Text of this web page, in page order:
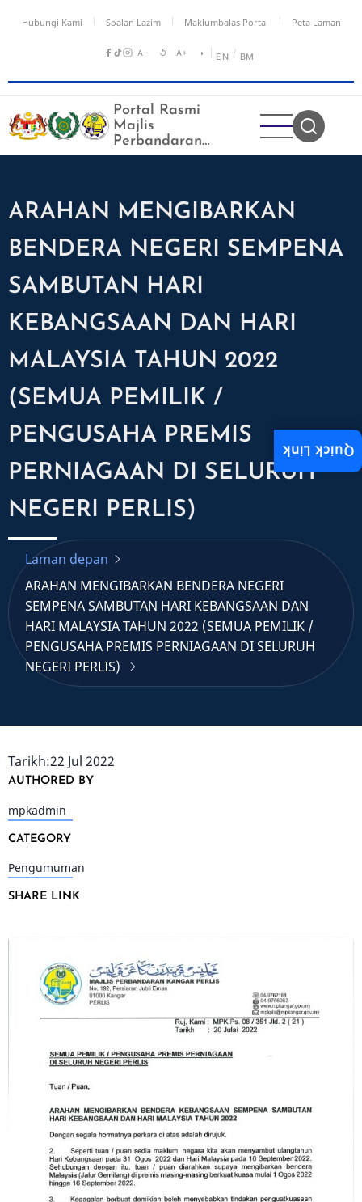
Hubungi Kami Soalan Lazim Maklumbalas Portal Peta Laman
A− ↺ A+ ◑ EN / BM
Portal Rasmi
Majlis
Perbandaran
Kangar
ARAHAN MENGIBARKAN
BENDERA NEGERI SEMPENA
SAMBUTAN HARI
KEBANGSAAN DAN HARI
MALAYSIA TAHUN 2022
(SEMUA PEMILIK /
PENGUSAHA PREMIS
PERNIAGAAN DI SELURUH
NEGERI PERLIS)
Laman depan
ARAHAN MENGIBARKAN BENDERA NEGERI
SEMPENA SAMBUTAN HARI KEBANGSAAN DAN
HARI MALAYSIA TAHUN 2022 (SEMUA PEMILIK /
PENGUSAHA PREMIS PERNIAGAAN DI SELURUH
NEGERI PERLIS)
Tarikh:22 Jul 2022
AUTHORED BY
mpkadmin
CATEGORY
Pengumuman
SHARE LINK
Quick Link